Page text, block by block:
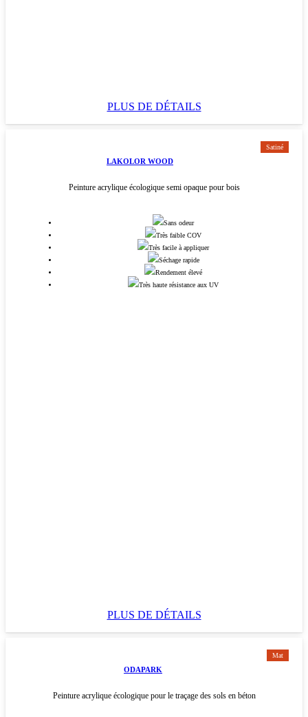
PLUS DE DÉTAILS
Satiné
LAKOLOR WOOD
Peinture acrylique écologique semi opaque pour bois
Sans odeur
Très faible COV
Très facile à appliquer
Séchage rapide
Rendement élevé
Très haute résistance aux UV
PLUS DE DÉTAILS
Mat
ODAPARK
Peinture acrylique écologique pour le traçage des sols en béton